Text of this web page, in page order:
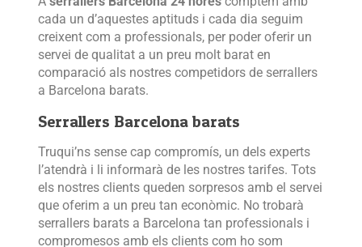
cada un d’aquestes aptituds i cada dia seguim
creixent com a professionals, per poder oferir un
servei de qualitat a un preu molt barat en
comparació als nostres competidors de serrallers
a Barcelona barats.
Serrallers Barcelona barats
Truqui’ns sense cap compromís, un dels experts
l’atendrà i li informarà de les nostres tarifes. Tots
els nostres clients queden sorpresos amb el servei
que oferim a un preu tan econòmic. No trobarà
serrallers barats a Barcelona tan professionals i
compromesos amb els clients com ho som